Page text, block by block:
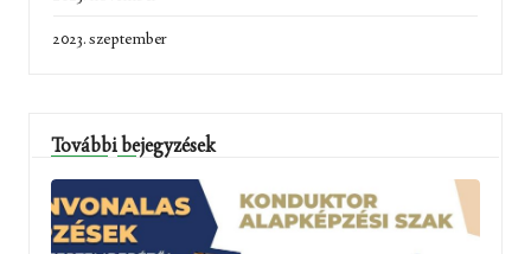
2023. szeptember
További bejegyzések